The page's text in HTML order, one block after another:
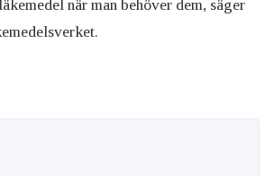
när man behöver dem, säger